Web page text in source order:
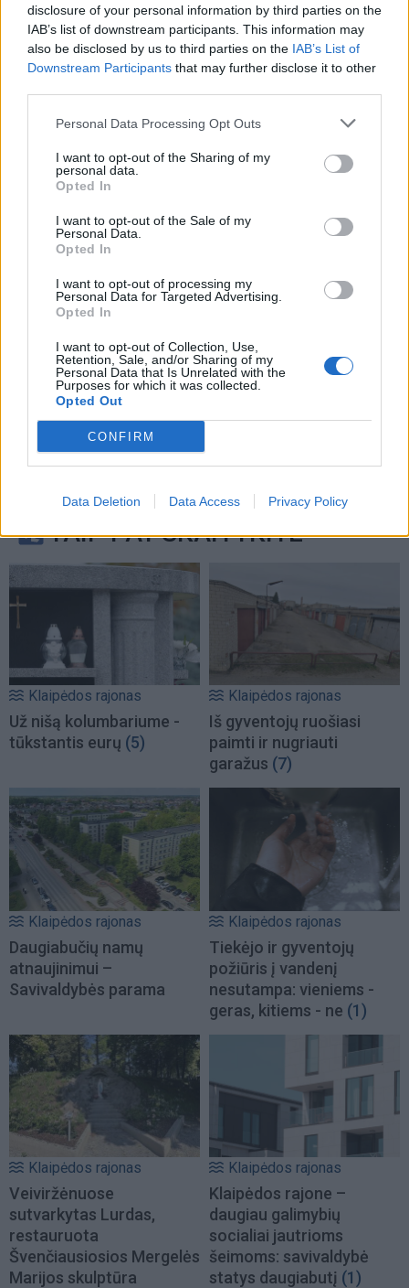
disclosure of your personal information by third parties on the
IAB’s list of downstream participants. This information may
also be disclosed by us to third parties on the IAB’s List of
Downstream Participants that may further disclose it to other
Personal Data Processing Opt Outs
I want to opt-out of the Sharing of my
personal data.
Opted In
I want to opt-out of the Sale of my
Personal Data.
Opted In
I want to opt-out of processing my
Personal Data for Targeted Advertising.
Opted In
I want to opt-out of Collection, Use,
Retention, Sale, and/or Sharing of my
Personal Data that Is Unrelated with the
Purposes for which it was collected.
Opted Out
CONFIRM
Data Deletion Data Access Privacy Policy
Sutinku su taisyklėmis
This site is protected by
reCAPTCHA and the Google
TAIP PAT SKAITYKITE
Klaipėdos rajonas
Už nišą kolumbariume -
tūkstantis eurų (5)
Klaipėdos rajonas
Iš gyventojų ruošiasi
paimti ir nugriauti
garažus (7)
Klaipėdos rajonas
Daugiabučių namų
atnaujinimui –
Savivaldybės parama
Klaipėdos rajonas
Tiekėjo ir gyventojų
požiūris į vandenį
nesutampa: vieniems -
geras, kitiems - ne (1)
Klaipėdos rajonas
Veiviržėnuose
sutvarkytas Lurdas,
restauruota
Švenčiausiosios Mergelės
Marijos skulptūra
Klaipėdos rajonas
Klaipėdos rajone –
daugiau galimybių
socialiai jautrioms
šeimoms: savivaldybė
statys daugiabutį (1)